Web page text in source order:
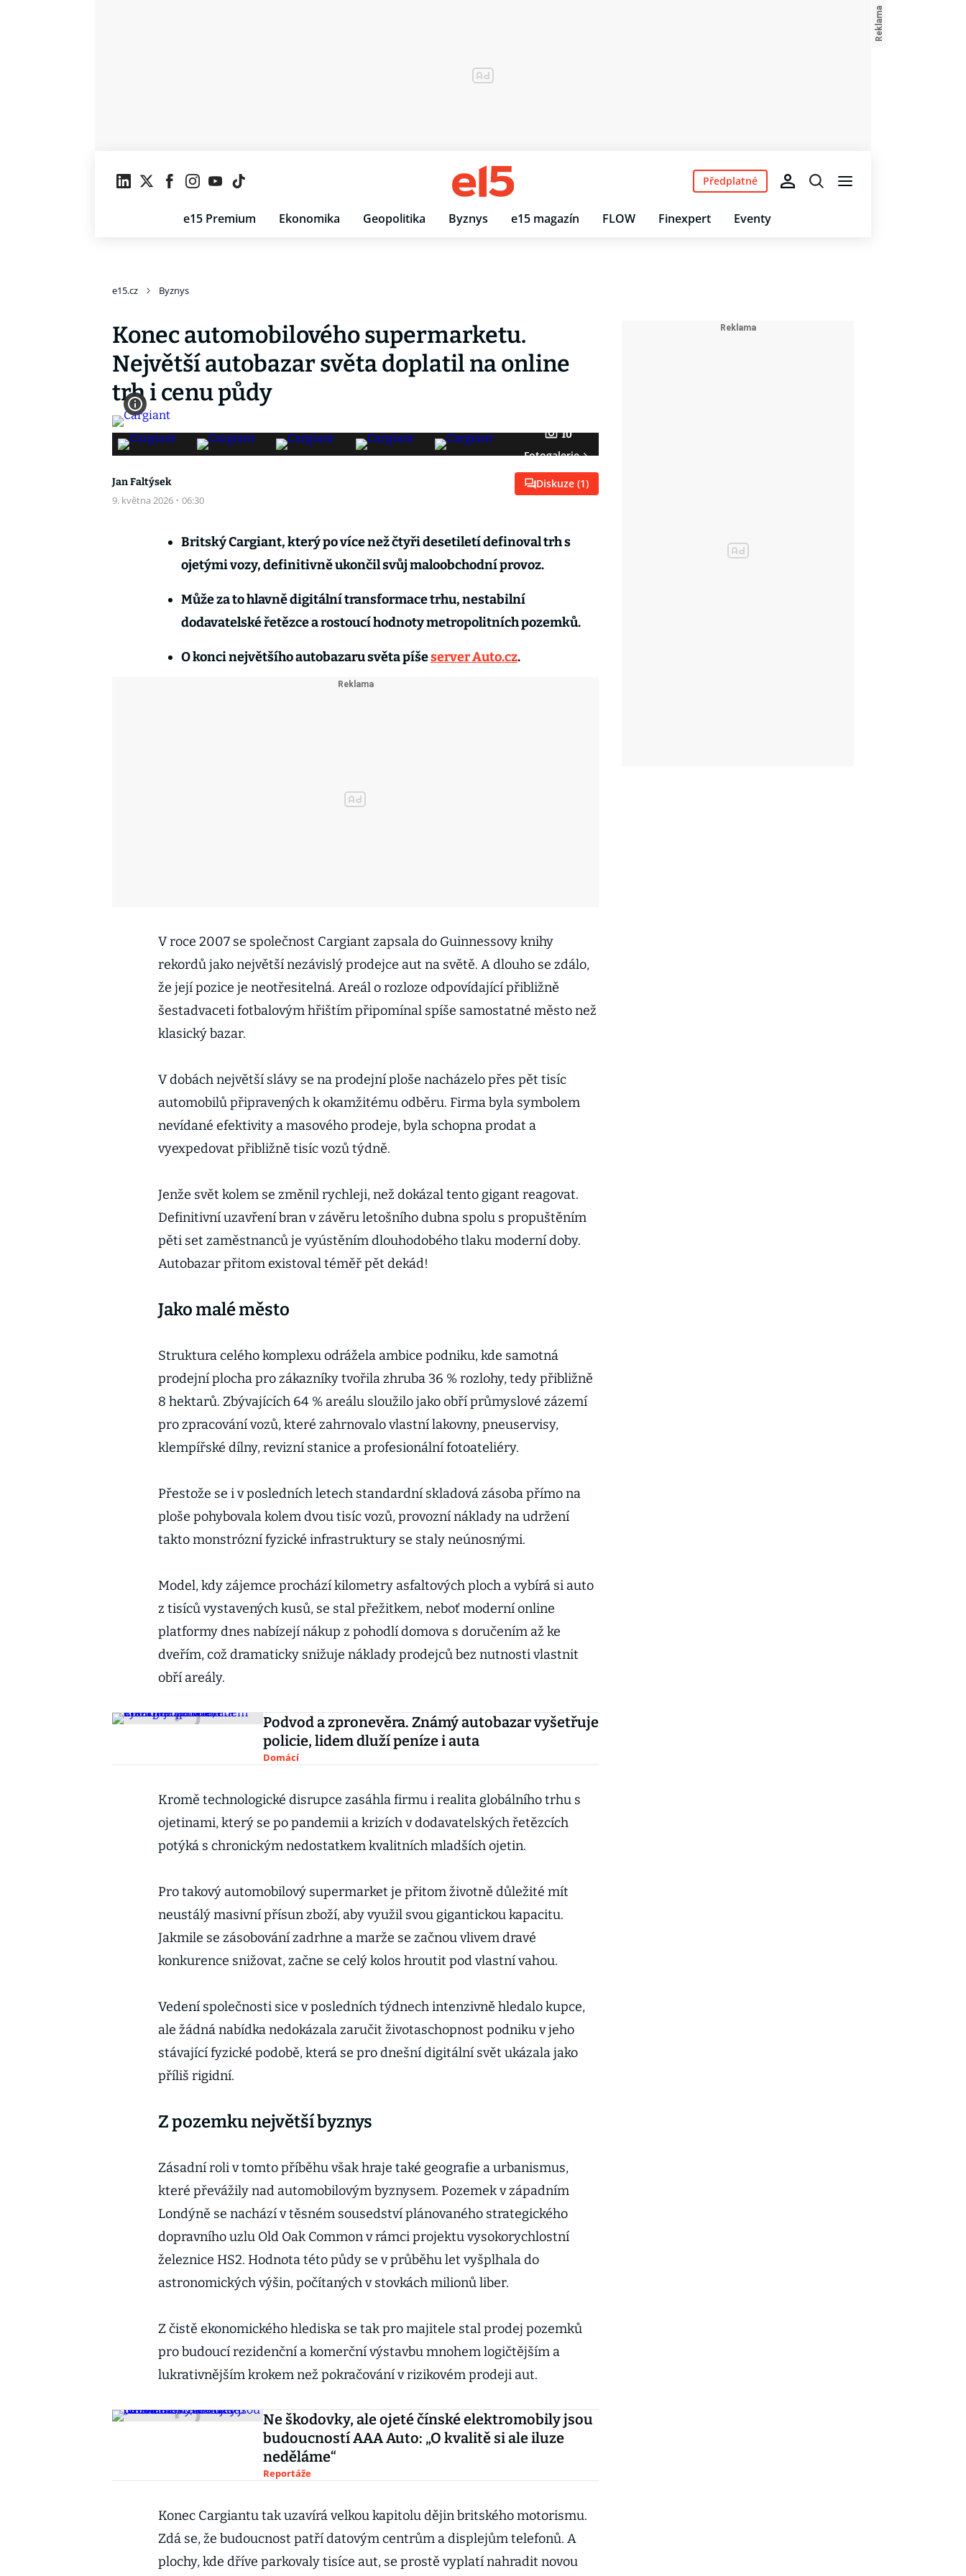
e15 Premium Ekonomika Geopolitika Byznys e15 magazín FLOW Finexpert Eventy
Předplatné
e15.cz Byznys
Konec automobilového supermarketu.
Největší autobazar světa doplatil na online
trh i cenu půdy
10
Fotogalerie
Jan Faltýsek
9. května 2026 · 06:30
Diskuze (1)
Britský Cargiant, který po více než čtyři desetiletí definoval trh s
ojetými vozy, definitivně ukončil svůj maloobchodní provoz.
Může za to hlavně digitální transformace trhu, nestabilní
dodavatelské řetězce a rostoucí hodnoty metropolitních pozemků.
O konci největšího autobazaru světa píšeserver Auto.cz.
V roce 2007 se společnost Cargiant zapsala do Guinnessovy knihy
rekordů jako největší nezávislý prodejce aut na světě. A dlouho se zdálo,
že její pozice je neotřesitelná. Areál o rozloze odpovídající přibližně
šestadvaceti fotbalovým hřištím připomínal spíše samostatné město než
klasický bazar.
V dobách největší slávy se na prodejní ploše nacházelo přes pět tisíc
automobilů připravených k okamžitému odběru. Firma byla symbolem
nevídané efektivity a masového prodeje, byla schopna prodat a
vyexpedovat přibližně tisíc vozů týdně.
Jenže svět kolem se změnil rychleji, než dokázal tento gigant reagovat.
Definitivní uzavření bran v závěru letošního dubna spolu s propuštěním
pěti set zaměstnanců je vyústěním dlouhodobého tlaku moderní doby.
Autobazar přitom existoval téměř pět dekád!
Jako malé město
Struktura celého komplexu odrážela ambice podniku, kde samotná
prodejní plocha pro zákazníky tvořila zhruba 36 % rozlohy, tedy přibližně
8 hektarů. Zbývajících 64 % areálu sloužilo jako obří průmyslové zázemí
pro zpracování vozů, které zahrnovalo vlastní lakovny, pneuservisy,
klempířské dílny, revizní stanice a profesionální fotoateliéry.
Přestože se i v posledních letech standardní skladová zásoba přímo na
ploše pohybovala kolem dvou tisíc vozů, provozní náklady na udržení
takto monstrózní fyzické infrastruktury se staly neúnosnými.
Model, kdy zájemce prochází kilometry asfaltových ploch a vybírá si auto
z tisíců vystavených kusů, se stal přežitkem, neboť moderní online
platformy dnes nabízejí nákup z pohodlí domova s doručením až ke
dveřím, což dramaticky snižuje náklady prodejců bez nutnosti vlastnit
obří areály.
Podvod a zpronevěra. Známý autobazar vyšetřuje
policie, lidem dluží peníze i auta
Domácí
Kromě technologické disrupce zasáhla firmu i realita globálního trhu s
ojetinami, který se po pandemii a krizích v dodavatelských řetězcích
potýká s chronickým nedostatkem kvalitních mladších ojetin.
Pro takový automobilový supermarket je přitom životně důležité mít
neustálý masivní přísun zboží, aby využil svou gigantickou kapacitu.
Jakmile se zásobování zadrhne a marže se začnou vlivem dravé
konkurence snižovat, začne se celý kolos hroutit pod vlastní vahou.
Vedení společnosti sice v posledních týdnech intenzivně hledalo kupce,
ale žádná nabídka nedokázala zaručit životaschopnost podniku v jeho
stávající fyzické podobě, která se pro dnešní digitální svět ukázala jako
příliš rigidní.
Z pozemku největší byznys
Zásadní roli v tomto příběhu však hraje také geografie a urbanismus,
které převážily nad automobilovým byznysem. Pozemek v západním
Londýně se nachází v těsném sousedství plánovaného strategického
dopravního uzlu Old Oak Common v rámci projektu vysokorychlostní
železnice HS2. Hodnota této půdy se v průběhu let vyšplhala do
astronomických výšin, počítaných v stovkách milionů liber.
Z čistě ekonomického hlediska se tak pro majitele stal prodej pozemků
pro budoucí rezidenční a komerční výstavbu mnohem logičtějším a
lukrativnějším krokem než pokračování v rizikovém prodeji aut.
Ne škodovky, ale ojeté čínské elektromobily jsou
budoucností AAA Auto: „O kvalitě si ale iluze
neděláme“
Reportáže
Konec Cargiantu tak uzavírá velkou kapitolu dějin britského motorismu.
Zdá se, že budoucnost patří datovým centrům a displejům telefonů. A
plochy, kde dříve parkovaly tisíce aut, se prostě vyplatí nahradit novou